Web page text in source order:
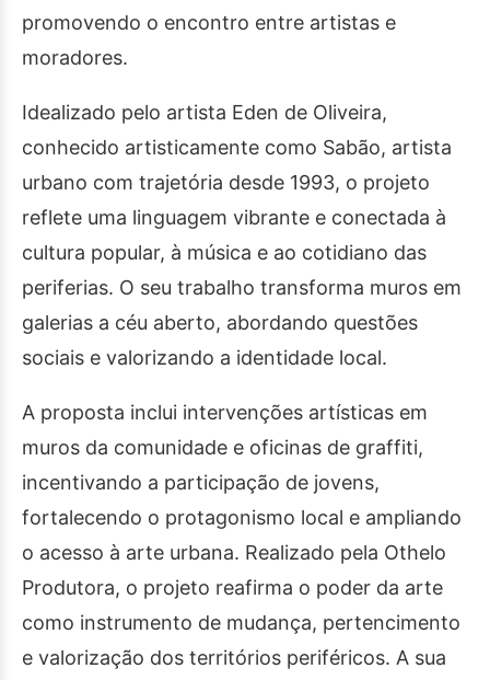
promovendo o encontro entre artistas e
moradores.
Idealizado pelo artista Eden de Oliveira,
conhecido artisticamente como Sabão, artista
urbano com trajetória desde 1993, o projeto
reflete uma linguagem vibrante e conectada à
cultura popular, à música e ao cotidiano das
periferias. O seu trabalho transforma muros em
galerias a céu aberto, abordando questões
sociais e valorizando a identidade local.
A proposta inclui intervenções artísticas em
muros da comunidade e oficinas de graffiti,
incentivando a participação de jovens,
fortalecendo o protagonismo local e ampliando
o acesso à arte urbana. Realizado pela Othelo
Produtora, o projeto reafirma o poder da arte
como instrumento de mudança, pertencimento
e valorização dos territórios periféricos. A sua